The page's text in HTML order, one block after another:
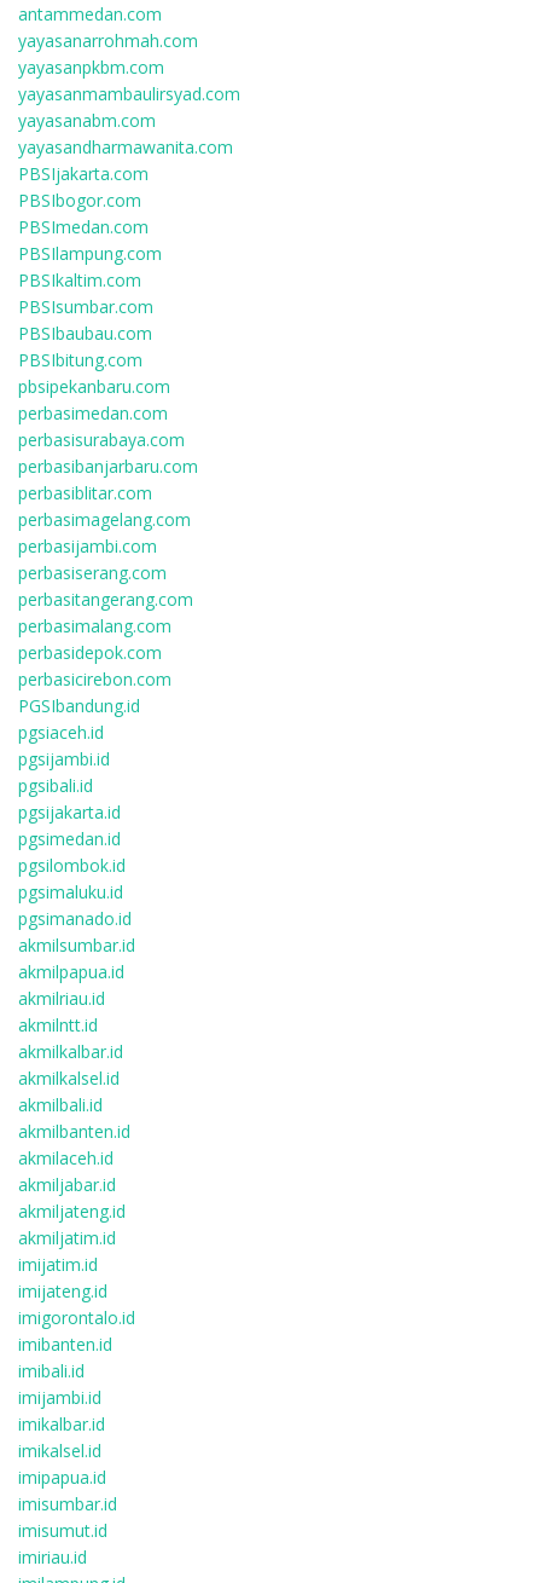
antammedan.com
yayasanarrohmah.com
yayasanpkbm.com
yayasanmambaulirsyad.com
yayasanabm.com
yayasandharmawanita.com
PBSIjakarta.com
PBSIbogor.com
PBSImedan.com
PBSIlampung.com
PBSIkaltim.com
PBSIsumbar.com
PBSIbaubau.com
PBSIbitung.com
pbsipekanbaru.com
perbasimedan.com
perbasisurabaya.com
perbasibanjarbaru.com
perbasiblitar.com
perbasimagelang.com
perbasijambi.com
perbasiserang.com
perbasitangerang.com
perbasimalang.com
perbasidepok.com
perbasicirebon.com
PGSIbandung.id
pgsiaceh.id
pgsijambi.id
pgsibali.id
pgsijakarta.id
pgsimedan.id
pgsilombok.id
pgsimaluku.id
pgsimanado.id
akmilsumbar.id
akmilpapua.id
akmilriau.id
akmilntt.id
akmilkalbar.id
akmilkalsel.id
akmilbali.id
akmilbanten.id
akmilaceh.id
akmiljabar.id
akmiljateng.id
akmiljatim.id
imijatim.id
imijateng.id
imigorontalo.id
imibanten.id
imibali.id
imijambi.id
imikalbar.id
imikalsel.id
imipapua.id
imisumbar.id
imisumut.id
imiriau.id